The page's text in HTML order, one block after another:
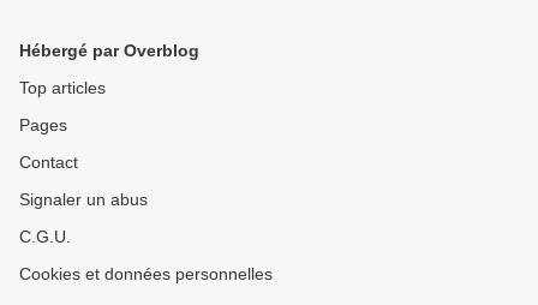
Hébergé par Overblog
Top articles
Pages
Contact
Signaler un abus
C.G.U.
Cookies et données personnelles